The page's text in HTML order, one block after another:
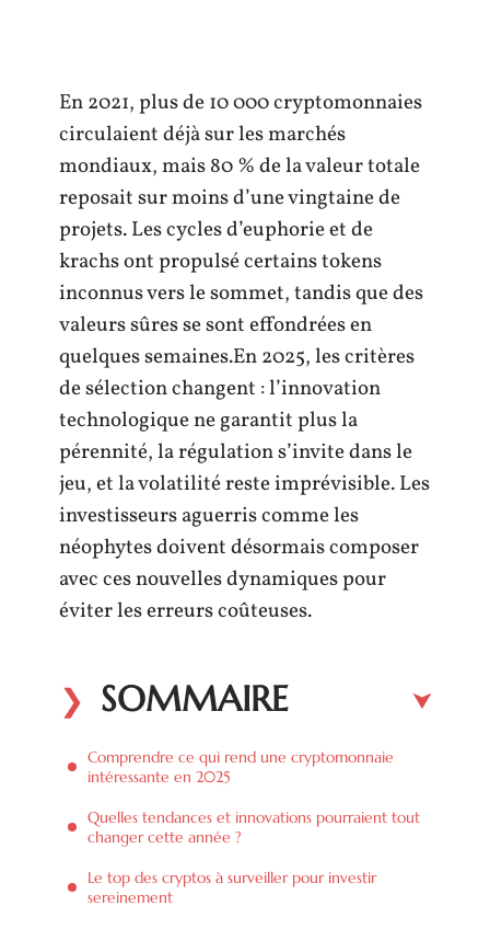
En 2021, plus de 10 000 cryptomonnaies
circulaient déjà sur les marchés
mondiaux, mais 80 % de la valeur totale
reposait sur moins d’une vingtaine de
projets. Les cycles d’euphorie et de
krachs ont propulsé certains tokens
inconnus vers le sommet, tandis que des
valeurs sûres se sont effondrées en
quelques semaines.En 2025, les critères
de sélection changent : l’innovation
technologique ne garantit plus la
pérennité, la régulation s’invite dans le
jeu, et la volatilité reste imprévisible. Les
investisseurs aguerris comme les
néophytes doivent désormais composer
avec ces nouvelles dynamiques pour
éviter les erreurs coûteuses.
SOMMAIRE
Comprendre ce qui rend une cryptomonnaie
intéressante en 2025
Quelles tendances et innovations pourraient tout
changer cette année ?
Le top des cryptos à surveiller pour investir
sereinement